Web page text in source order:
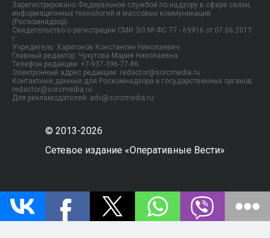
Зарегистрировано Федеральной службой по надзору в сфере связи,
информационных технологий и массовых коммуникаций
(Роскомнадзор).
Свидетельство о регистрации СМИ ЭЛ № ФС 77 - 69916 от 07.06.2017
г.
Учредитель: Харитонов Константин Николаевич.
Главный редактор: Чухутова Мария Николаевна.
Телефон редакции: +7-937-396-77-86
Электронный адрес редакции: redactor@sorcmedia.ru
Контактные данные для Роскомнадзора и государственных органов:
redactor@sorcmedia.ru
Для рекламодателей: adv@sorcmedia.ru
© 2013-2026
Сетевое издание «Оперативные Вести»